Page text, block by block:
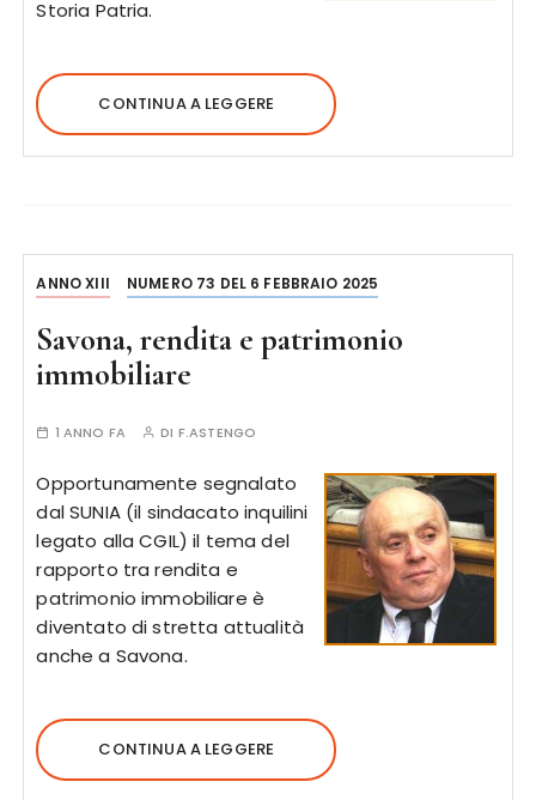
Storia Patria.
CONTINUA A LEGGERE
ANNO XIII NUMERO 73 DEL 6 FEBBRAIO 2025
Savona, rendita e patrimonio
immobiliare
1 ANNO FA DI F.ASTENGO
Opportunamente segnalato
dal SUNIA (il sindacato inquilini
legato alla CGIL) il tema del
rapporto tra rendita e
patrimonio immobiliare è
diventato di stretta attualità
anche a Savona.
CONTINUA A LEGGERE